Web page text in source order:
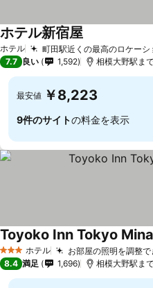
ホテル 町田駅近くの最高のロケーシ
ホテル新宿屋
7.7 良い 1,592 相模大野駅ま
最安値 ￥8,223
9件のサイトの料金を表示
3 ホテルのランク
ホテル お部屋の照明を調整
Toyoko Inn Tokyo
8.4 満足 1,696 相模大野駅ま